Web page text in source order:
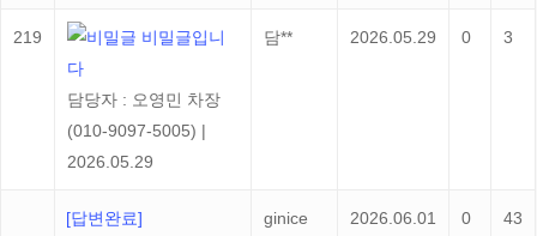
219
비밀글입니
다
담당자 : 오영민 차장
(010-9097-5005) |
2026.05.29
담** 2026.05.29 0 3
[답변완료]
ginice 2026.06.01 0 43